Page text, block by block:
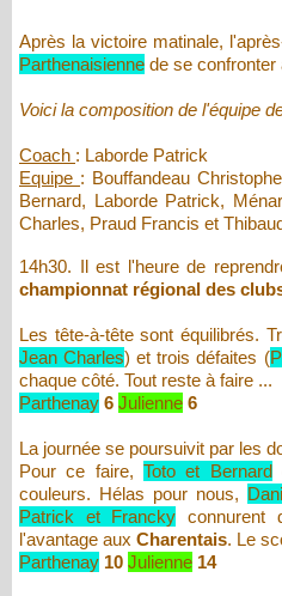
Après la victoire matinale,
Parthenaisienne de se confronter
Voici la composition de l'équipe
Coach : Laborde Patrick
Equipe : Bouffandeau
Bernard, Laborde Patrick,
Charles, Praud Francis et
14h30. Il est l'heure de
championnat régional des
Les tête-à-tête sont équilibrés.
Jean Charles) et trois défaites (
chaque côté. Tout reste à faire ...
Parthenay 6 Julienne 6
La journée se poursuivit par les
Pour ce faire, Toto et Bernard
couleurs. Hélas pour nous,
Patrick et Francky connurent
l'avantage aux Charentais. Le
Parthenay 10 Julienne 14